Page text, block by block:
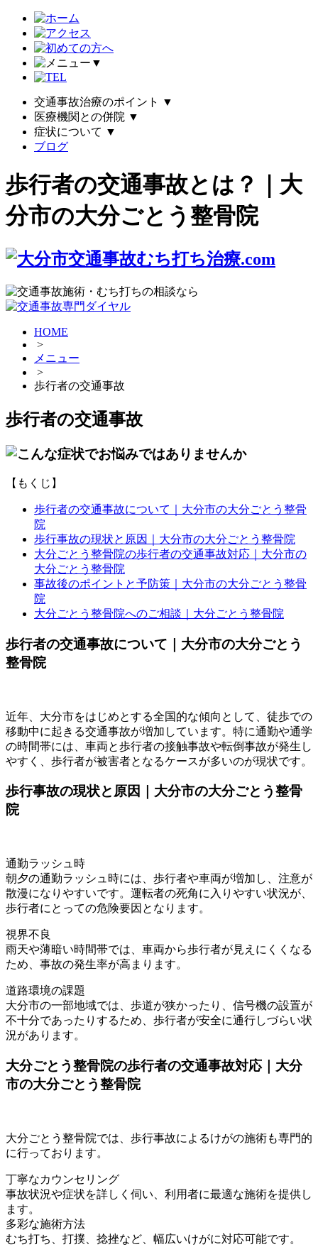
▼
交通事故治療のポイント
▼
医療機関との併院 ▼
症状について ▼
ブログ
歩行者の交通事故とは？｜大
分市の大分ごとう整骨院
HOME
>
メニュー
>
歩行者の交通事故
歩行者の交通事故
【もくじ】
歩行者の交通事故について｜大分市の大分ごとう整骨
院
歩行事故の現状と原因｜大分市の大分ごとう整骨院
大分ごとう整骨院の歩行者の交通事故対応｜大分市の
大分ごとう整骨院
事故後のポイントと予防策｜大分市の大分ごとう整骨
院
大分ごとう整骨院へのご相談｜大分ごとう整骨院
歩行者の交通事故について｜大分市の大分ごとう
整骨院
近年、大分市をはじめとする全国的な傾向として、徒歩での
移動中に起きる交通事故が増加しています。特に通勤や通学
の時間帯には、車両と歩行者の接触事故や転倒事故が発生し
やすく、歩行者が被害者となるケースが多いのが現状です。
歩行事故の現状と原因｜大分市の大分ごとう整骨
院
通勤ラッシュ時
朝夕の通勤ラッシュ時には、歩行者や車両が増加し、注意が
散漫になりやすいです。運転者の死角に入りやすい状況が、
歩行者にとっての危険要因となります。
視界不良
雨天や薄暗い時間帯では、車両から歩行者が見えにくくなる
ため、事故の発生率が高まります。
道路環境の課題
大分市の一部地域では、歩道が狭かったり、信号機の設置が
不十分であったりするため、歩行者が安全に通行しづらい状
況があります。
大分ごとう整骨院の歩行者の交通事故対応｜大分
市の大分ごとう整骨院
大分ごとう整骨院では、歩行事故によるけがの施術も専門的
に行っております。
丁寧なカウンセリング
事故状況や症状を詳しく伺い、利用者に最適な施術を提供し
ます。
多彩な施術方法
むち打ち、打撲、捻挫など、幅広いけがに対応可能です。